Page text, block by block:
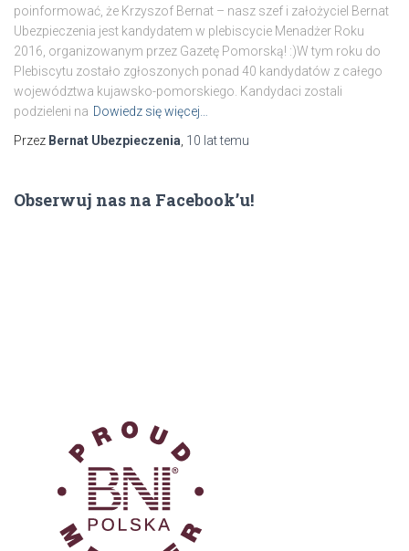
poinformować, że Krzyszof Bernat – nasz szef i założyciel Bernat
Ubezpieczenia jest kandydatem w plebiscycie Menadżer Roku
2016, organizowanym przez Gazetę Pomorską! :)W tym roku do
Plebiscytu zostało zgłoszonych ponad 40 kandydatów z całego
województwa kujawsko-pomorskiego. Kandydaci zostali
podzieleni na Dowiedz się więcej…
Przez Bernat Ubezpieczenia 10 lattemu
Obserwuj nas na Facebook’u!